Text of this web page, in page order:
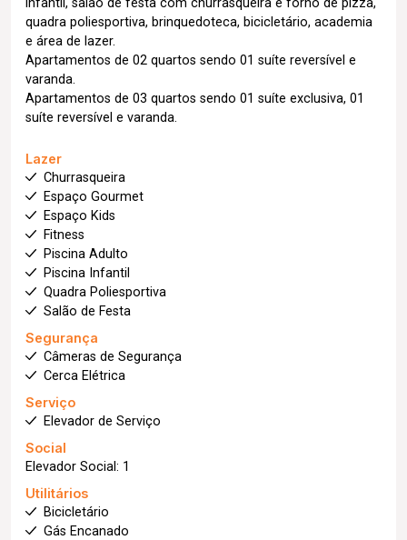
quadra poliesportiva, brinquedoteca, bicicletário, academia
e área de lazer.
Apartamentos de 02 quartos sendo 01 suíte reversível e
varanda.
Apartamentos de 03 quartos sendo 01 suíte exclusiva, 01
suíte reversível e varanda.
Lazer
Churrasqueira
Espaço Gourmet
Espaço Kids
Fitness
Piscina Adulto
Piscina Infantil
Quadra Poliesportiva
Salão de Festa
Segurança
Câmeras de Segurança
Cerca Elétrica
Serviço
Elevador de Serviço
Social
Elevador Social: 1
Utilitários
Bicicletário
Gás Encanado